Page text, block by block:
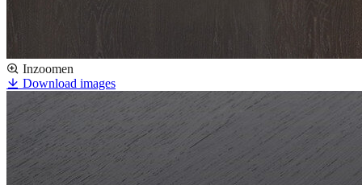
Inzoomen
Download images